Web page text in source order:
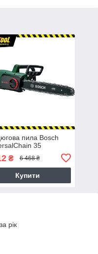
пила Bosch
35
₴ 6 468 ₴
Купити
рік